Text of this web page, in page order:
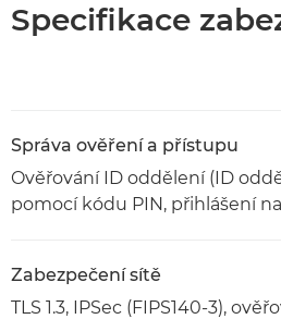
Specifikace
Správa ověření a přístupu
Ověřování ID oddělení (ID
pomocí kódu PIN, přihlášení
Zabezpečení sítě
TLS 1.3, IPSec (FIPS140-3),